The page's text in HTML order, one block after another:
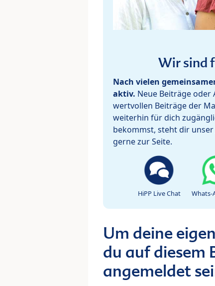
Wir sind
Nach vielen
aktiv. Neue Beiträge
wertvollen Beiträge der
weiterhin für dich
bekommst, steht dir unser
gerne zur Seite.
HiPP Live Chat Whats-
Um deine
du auf diesem
angemeldet